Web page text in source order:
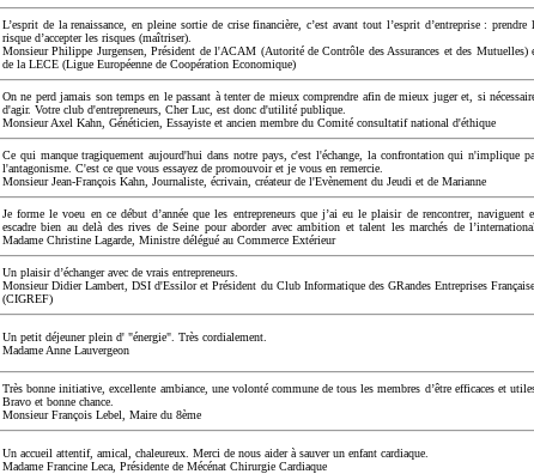
L’esprit de la renaissance, en pleine sortie de crise financière, c’est avant tout l’esprit d’entreprise : prendre
risque d’accepter les risques (maîtriser).
Monsieur Philippe Jurgensen, Président de l'ACAM (Autorité de Contrôle des Assurances et des Mutuelles)
de la LECE (Ligue Européenne de Coopération Economique)
On ne perd jamais son temps en le passant à tenter de mieux comprendre afin de mieux juger et, si
d'agir. Votre club d'entrepreneurs, Cher Luc, est donc d'utilité publique.
Monsieur Axel Kahn, Généticien, Essayiste et ancien membre du Comité consultatif national d'éthique
Ce qui manque tragiquement aujourd'hui dans notre pays, c'est l'échange, la confrontation qui n'implique
l'antagonisme. C'est ce que vous essayez de promouvoir et je vous en remercie.
Monsieur Jean-François Kahn, Journaliste, écrivain, créateur de l'Evènement du Jeudi et de Marianne
Je forme le voeu en ce début d’année que les entrepreneurs que j’ai eu le plaisir de rencontrer, naviguent
escadre bien au delà des rives de Seine pour aborder avec ambition et talent les marchés de l’international.
Madame Christine Lagarde, Ministre délégué au Commerce Extérieur
Un plaisir d’échanger avec de vrais entrepreneurs.
Monsieur Didier Lambert, DSI d'Essilor et Président du Club Informatique des GRandes Entreprises
(CIGREF)
Un petit déjeuner plein d' "énergie". Très cordialement.
Madame Anne Lauvergeon
Très bonne initiative, excellente ambiance, une volonté commune de tous les membres d’être efficaces et
Bravo et bonne chance.
Monsieur François Lebel, Maire du 8ème
Un accueil attentif, amical, chaleureux. Merci de nous aider à sauver un enfant cardiaque.
Madame Francine Leca, Présidente de Mécénat Chirurgie Cardiaque